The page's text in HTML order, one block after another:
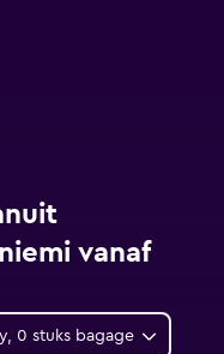
vanaf
0 stuks bagage